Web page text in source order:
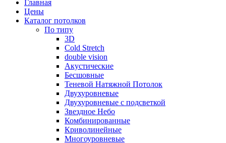
Главная
Цены
Каталог потолков
По типу
3D
Cold Stretch
double vision
Акустические
Бесшовные
Теневой Натяжной Потолок
Двухуровневые
Двухуровневые с подсветкой
Звездное Небо
Комбинированные
Криволинейные
Многоуровневые